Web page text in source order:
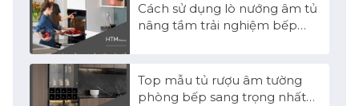
Cách sử dụng lò nướng âm tủ
nâng tầm trải nghiệm bếp
Top mẫu tủ rượu âm tường
phòng bếp sang trọng nhất